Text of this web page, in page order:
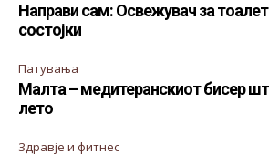
Направи сам: Освежувач за
состојки
Патувања
Малта – медитеранскиот бисер
лето
Здравје и фитнес